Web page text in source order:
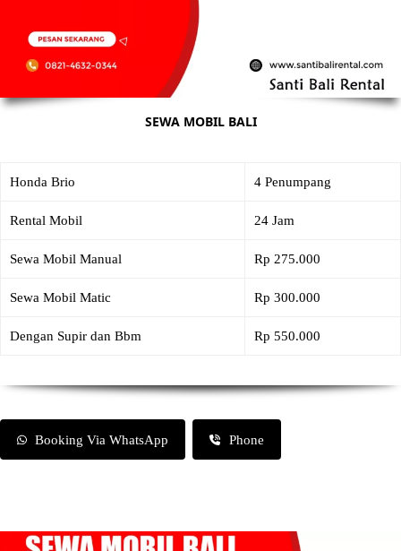
SEWA MOBIL BALI
Honda Brio 4 Penumpang
Rental Mobil 24 Jam
Sewa Mobil Manual Rp 275.000
Sewa Mobil Matic Rp 300.000
Dengan Supir dan Bbm Rp 550.000
Booking Via WhatsApp Phone